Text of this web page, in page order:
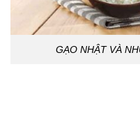
GẠO NHẬT VÀ